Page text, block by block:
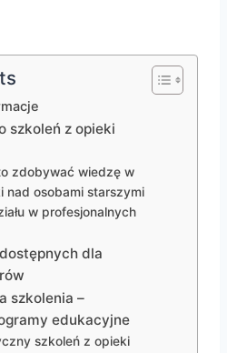
szkoleń z opieki
zdobywać wiedzę w
nad osobami starszymi
w profesjonalnych
dla
szkolenia –
edukacyjne
szkoleń z opieki